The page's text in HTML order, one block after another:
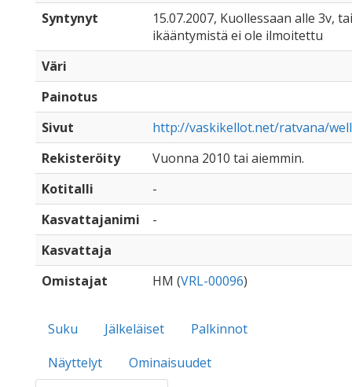
Syntynyt
15.07.2007, Kuollessaan alle 3v, tai
ikääntymistä ei ole ilmoitettu
Väri
Painotus
Sivut
http://vaskikellot.net/ratvana/
Rekisteröity
Vuonna 2010 tai aiemmin.
Kotitalli
-
Kasvattajanimi
-
Kasvattaja
Omistajat
HM (VRL-00096)
Suku Jälkeläiset
Palkinnot
Näyttelyt
Ominaisuudet